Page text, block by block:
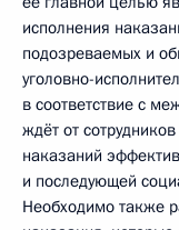
исполнения
подозреваемых и
уголовно-
в соответствие с
ждёт от
наказаний
и последующей
Необходимо также